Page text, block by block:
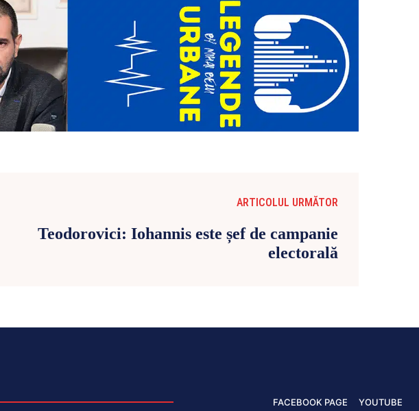
ARTICOLUL URMĂTOR
Teodorovici: Iohannis este șef de campanie
electorală
FACEBOOK PAGE YOUTUBE